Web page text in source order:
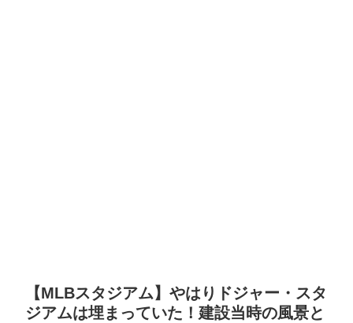
【MLBスタジアム】やはりドジャー・スタ
ジアムは埋まっていた！建設当時の風景と